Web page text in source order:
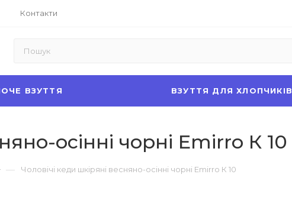
Контакти
ВЗУТТЯ ВЗУТТЯ ДЛЯ ХЛОПЧИКІВ
осінні чорні Emirro К 10
— Чоловічі кеди шкіряні весняно-осінні чорні Emirro К 10